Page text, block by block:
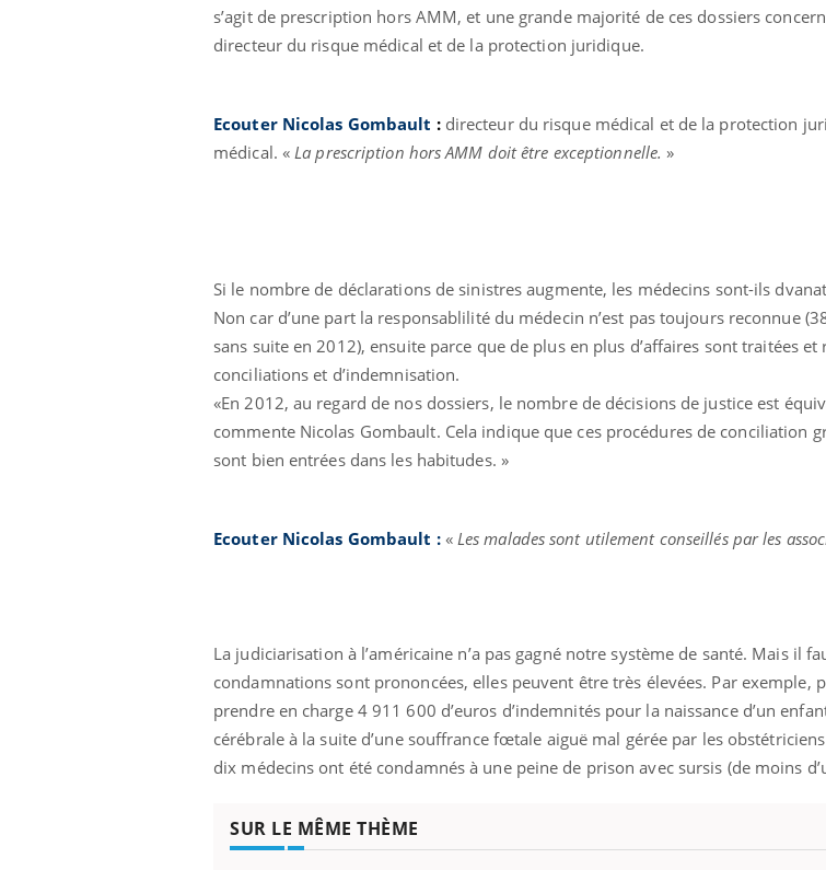
s’agit de prescription hors AMM, et une grande majorité de ces dossiers
directeur du risque médical et de la protection juridique.
Ecouter Nicolas Gombault : directeur du risque médical et de la protection
médical. « La prescription hors AMM doit être exceptionnelle.»
Si le nombre de déclarations de sinistres augmente, les médecins sont-ils
Non car d’une part la responsablilité du médecin n’est pas toujours reconnue
sans suite en 2012), ensuite parce que de plus en plus d’affaires sont traitées
conciliations et d’indemnisation.
«En 2012, au regard de nos dossiers, le nombre de décisions de justice est
commente Nicolas Gombault. Cela indique que ces procédures de conciliation
sont bien entrées dans les habitudes. »
Ecouter Nicolas Gombault : « Les malades sont utilement conseillés par les
La judiciarisation à l’américaine n’a pas gagné notre système de santé. Mais il
condamnations sont prononcées, elles peuvent être très élevées. Par exemple,
prendre en charge 4 911 600 d’euros d’indemnités pour la naissance d’un
cérébrale à la suite d’une souffrance fœtale aiguë mal gérée par les
dix médecins ont été condamnés à une peine de prison avec sursis (de moins
SUR LE MÊME THÈME